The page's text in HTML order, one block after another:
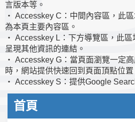
言版本等。
‧ Accesskey C：中間內容區，此
為本頁主要內容區。
‧ Accesskey L：下方導覽區，此區
呈現其他資訊的連結。
‧ Accesskey G：當頁面瀏覽一定
時，網站提供快速回到頁面頂點位置
‧ Accesskey S：提供Google
首頁